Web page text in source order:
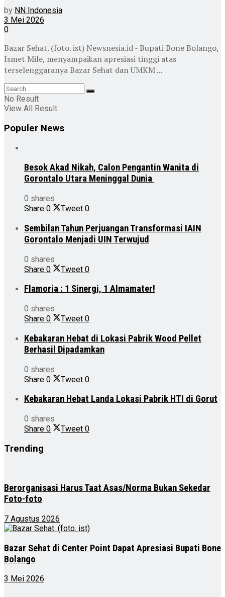
by NN Indonesia
3 Mei 2026
0
Bazar Sehat. (foto. ist) Newsnesia.id - Bupati Bone Bolango,
Ismet Mile, menyampaikan apresiasi tinggi atas
terselenggaranya Bazar Sehat dan UMKM ...
No Result
View All Result
Populer News
Besok Akad Nikah, Calon Pengantin Wanita di
Gorontalo Utara Meninggal Dunia
0 shares
Share 0 Tweet 0
Sembilan Tahun Perjuangan Transformasi IAIN
Gorontalo Menjadi UIN Terwujud
0 shares
Share 0 Tweet 0
Flamoria : 1 Sinergi, 1 Almamater!
0 shares
Share 0 Tweet 0
Kebakaran Hebat di Lokasi Pabrik Wood Pellet
Berhasil Dipadamkan
0 shares
Share 0 Tweet 0
Kebakaran Hebat Landa Lokasi Pabrik HTI di Gorut
0 shares
Share 0 Tweet 0
Trending
Berorganisasi Harus Taat Asas/Norma Bukan Sekedar
Foto-foto
7 Agustus 2026
Bazar Sehat di Center Point Dapat Apresiasi Bupati Bone
Bolango
3 Mei 2026